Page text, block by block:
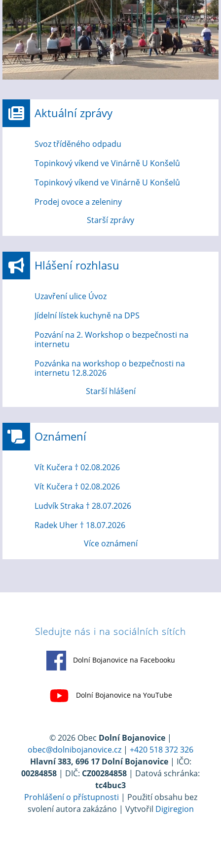
Aktuální zprávy
Svoz tříděného odpadu
Topinkový víkend ve Vinárně U Konšelů
Topinkový víkend ve Vinárně U Konšelů
Prodej ovoce a zeleniny
Starší zprávy
Hlášení rozhlasu
Uzavření ulice Úvoz
Jídelní lístek kuchyně na DPS
Pozvání na 2. Workshop o bezpečnosti na
internetu
Pozvánka na workshop o bezpečnosti na
internetu 12.8.2026
Starší hlášení
Oznámení
Vít Kučera † 02.08.2026
Vít Kučera † 02.08.2026
Ludvík Straka † 28.07.2026
Radek Uher † 18.07.2026
Více oznámení
Sledujte nás i na sociálních sítích
Dolní Bojanovice na Facebooku
Dolní Bojanovice na YouTube
© 2026 Obec Dolní Bojanovice |
obec@dolnibojanovice.cz | +420 518 372 326
Hlavní 383, 696 17 Dolní Bojanovice| IČO:
00284858 | DIČ: CZ00284858 | Datová schránka:
tc4buc3
Prohlášení o přístupnosti | Použití obsahu bez
svolení autora zakázáno | Vytvořil Digiregion